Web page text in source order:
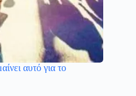
αυτό για το